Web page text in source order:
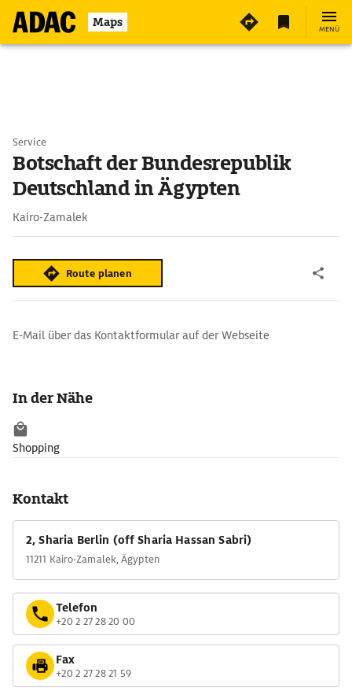
Maps MENÜ
Service
Botschaft der Bundesrepublik
Deutschland in Ägypten
Kairo-Zamalek
Route planen
E-Mail über das Kontaktformular auf der Webseite
In der Nähe
Shopping
Kontakt
2, Sharia Berlin (off Sharia Hassan Sabri)
11211 Kairo-Zamalek, Ägypten
Telefon
+20 2 27 28 20 00
Fax
+20 2 27 28 21 59